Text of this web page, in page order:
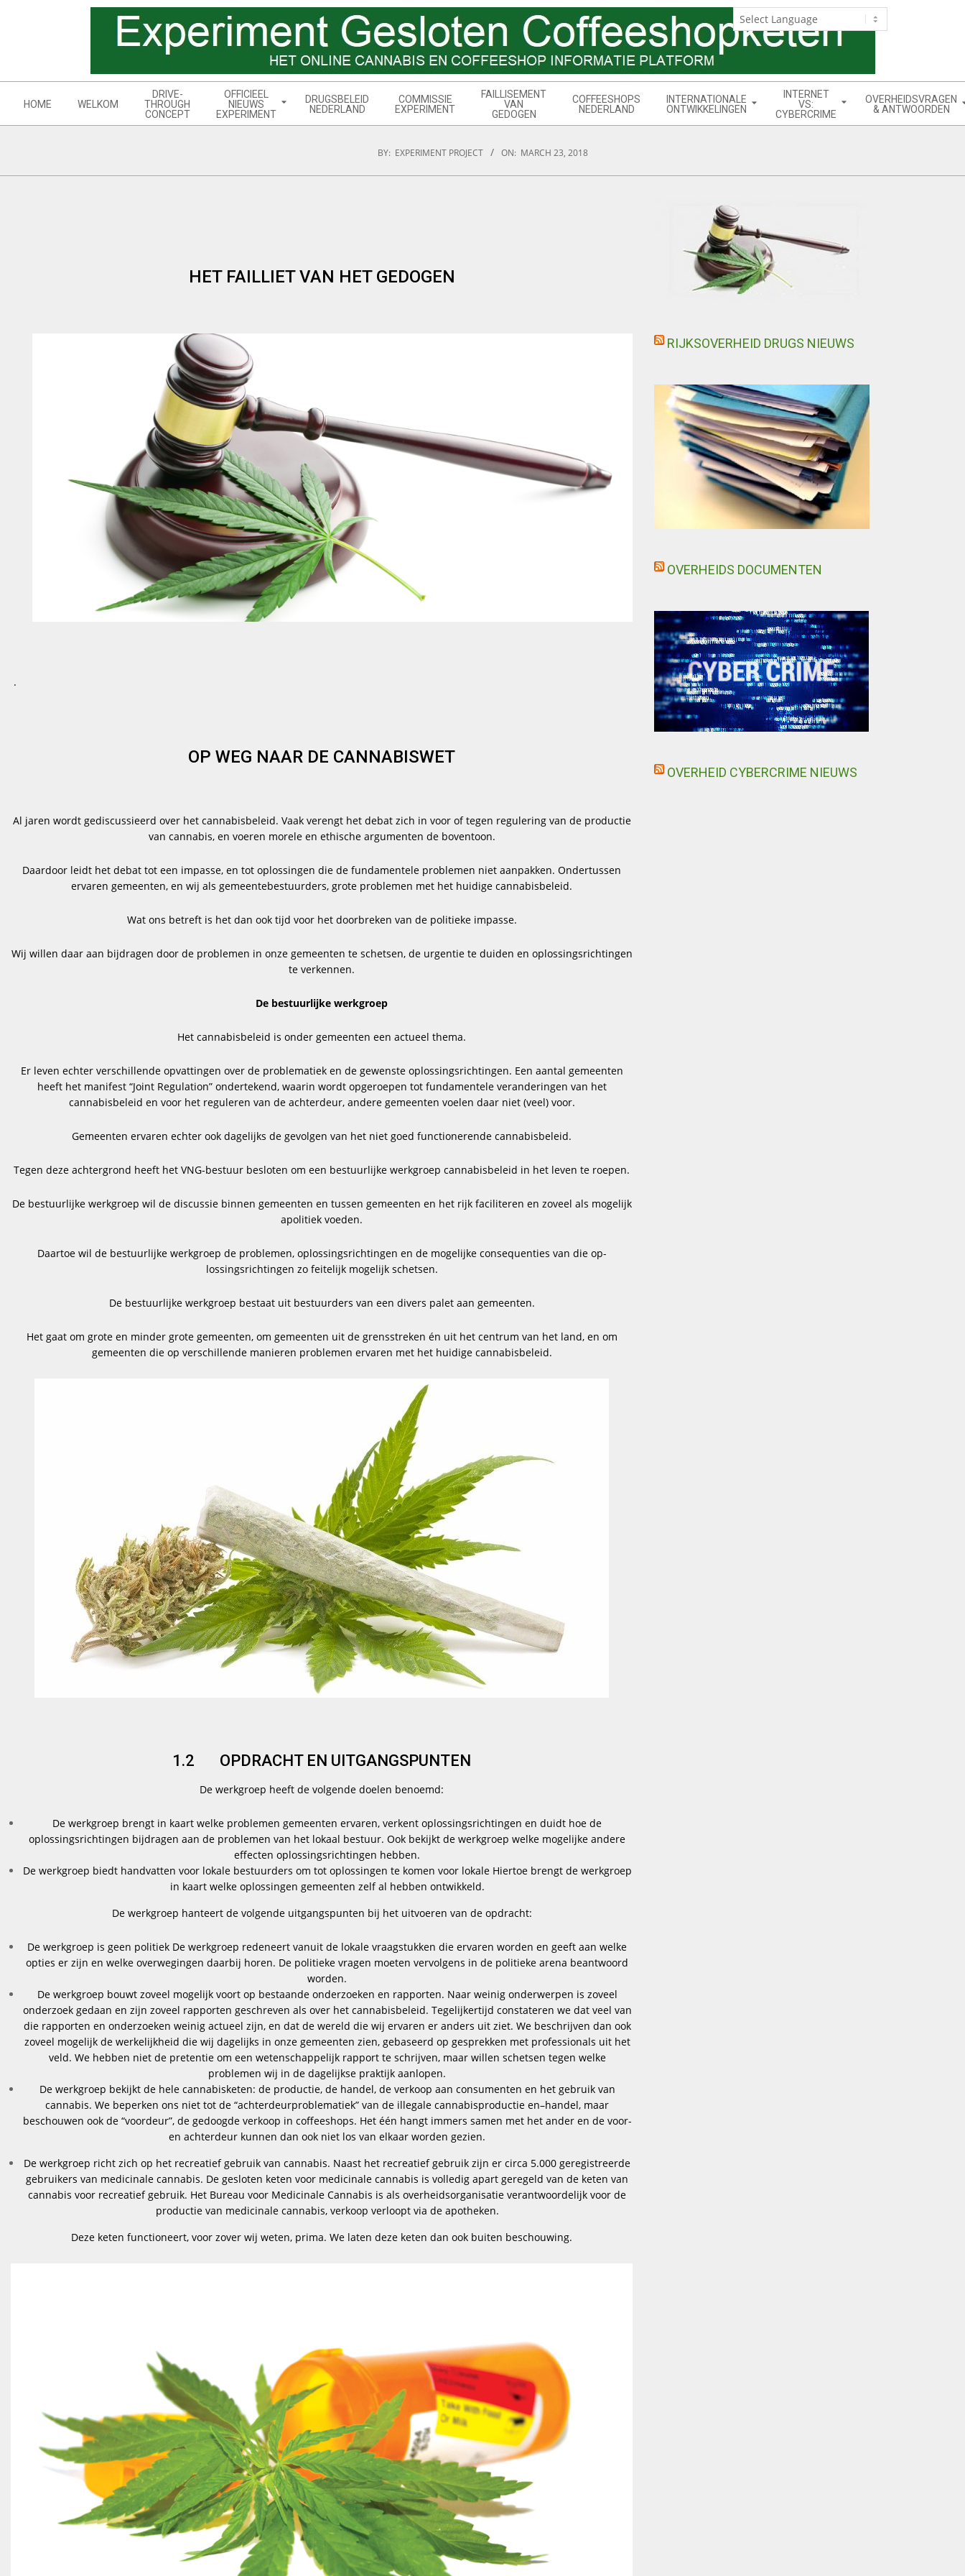
Menu
HOME WELKOM
DRIVE-
THROUGH
CONCEPT
OFFICIEEL
NIEUWS
EXPERIMENT
DRUGSBELEID
NEDERLAND
COMMISSIE
EXPERIMENT
FAILLISEMENT
VAN
GEDOGEN
COFFEESHOPS
NEDERLAND
INTERNATIONALE
ONTWIKKELINGEN
INTERNET
VS:
CYBERCRIME
OVERHEIDSVRAGEN
& ANTWOORDEN
BY: EXPERIMENT PROJECT ON: MARCH 23, 2018
HET FAILLIET VAN HET GEDOGEN
.
OP WEG NAAR DE CANNABISWET
Al jaren wordt gediscussieerd over het cannabisbeleid. Vaak verengt het debat zich in voor of tegen regulering van de productie
van cannabis, en voeren morele en ethische argumenten de boventoon.
Daardoor leidt het debat tot een impasse, en tot oplossingen die de fundamentele problemen niet aanpakken. Ondertussen
ervaren gemeenten, en wij als gemeentebestuurders, grote problemen met het huidige cannabisbeleid.
Wat ons betreft is het dan ook tijd voor het doorbreken van de politieke impasse.
Wij willen daar aan bijdragen door de problemen in onze gemeenten te schetsen, de urgentie te duiden en oplossingsrichtingen
te verkennen.
De bestuurlijke werkgroep
Het cannabisbeleid is onder gemeenten een actueel thema.
Er leven echter verschillende opvattingen over de problematiek en de gewenste oplossingsrichtingen. Een aantal gemeenten
heeft het manifest “Joint Regulation” ondertekend, waarin wordt opgeroepen tot fundamentele veranderingen van het
cannabisbeleid en voor het reguleren van de achterdeur, andere gemeenten voelen daar niet (veel) voor.
Gemeenten ervaren echter ook dagelijks de gevolgen van het niet goed functionerende cannabisbeleid.
Tegen deze achtergrond heeft het VNG-bestuur besloten om een bestuurlijke werkgroep cannabisbeleid in het leven te roepen.
De bestuurlijke werkgroep wil de discussie binnen gemeenten en tussen gemeenten en het rijk faciliteren en zoveel als mogelijk
apolitiek voeden.
Daartoe wil de bestuurlijke werkgroep de problemen, oplossingsrichtingen en de mogelijke consequenties van die op-
lossingsrichtingen zo feitelijk mogelijk schetsen.
De bestuurlijke werkgroep bestaat uit bestuurders van een divers palet aan gemeenten.
Het gaat om grote en minder grote gemeenten, om gemeenten uit de grensstreken én uit het centrum van het land, en om
gemeenten die op verschillende manieren problemen ervaren met het huidige cannabisbeleid.
1.2 OPDRACHT EN UITGANGSPUNTEN
De werkgroep heeft de volgende doelen benoemd:
De werkgroep brengt in kaart welke problemen gemeenten ervaren, verkent oplossingsrichtingen en duidt hoe de
oplossingsrichtingen bijdragen aan de problemen van het lokaal bestuur. Ook bekijkt de werkgroep welke mogelijke andere
effecten oplossingsrichtingen hebben.
De werkgroep biedt handvatten voor lokale bestuurders om tot oplossingen te komen voor lokale Hiertoe brengt de werkgroep
in kaart welke oplossingen gemeenten zelf al hebben ontwikkeld.
De werkgroep hanteert de volgende uitgangspunten bij het uitvoeren van de opdracht:
De werkgroep is geen politiek De werkgroep redeneert vanuit de lokale vraagstukken die ervaren worden en geeft aan welke
opties er zijn en welke overwegingen daarbij horen. De politieke vragen moeten vervolgens in de politieke arena beantwoord
worden.
De werkgroep bouwt zoveel mogelijk voort op bestaande onderzoeken en rapporten. Naar weinig onderwerpen is zoveel
onderzoek gedaan en zijn zoveel rapporten geschreven als over het cannabisbeleid. Tegelijkertijd constateren we dat veel van
die rapporten en onderzoeken weinig actueel zijn, en dat de wereld die wij ervaren er anders uit ziet. We beschrijven dan ook
zoveel mogelijk de werkelijkheid die wij dagelijks in onze gemeenten zien, gebaseerd op gesprekken met professionals uit het
veld. We hebben niet de pretentie om een wetenschappelijk rapport te schrijven, maar willen schetsen tegen welke
problemen wij in de dagelijkse praktijk aanlopen.
De werkgroep bekijkt de hele cannabisketen: de productie, de handel, de verkoop aan consumenten en het gebruik van
cannabis. We beperken ons niet tot de “achterdeurproblematiek” van de illegale cannabisproductie en–handel, maar
beschouwen ook de “voordeur”, de gedoogde verkoop in coffeeshops. Het één hangt immers samen met het ander en de voor-
en achterdeur kunnen dan ook niet los van elkaar worden gezien.
De werkgroep richt zich op het recreatief gebruik van cannabis. Naast het recreatief gebruik zijn er circa 5.000 geregistreerde
gebruikers van medicinale cannabis. De gesloten keten voor medicinale cannabis is volledig apart geregeld van de keten van
cannabis voor recreatief gebruik. Het Bureau voor Medicinale Cannabis is als overheidsorganisatie verantwoordelijk voor de
productie van medicinale cannabis, verkoop verloopt via de apotheken.
Deze keten functioneert, voor zover wij weten, prima. We laten deze keten dan ook buiten beschouwing.
RIJKSOVERHEID DRUGS NIEUWS
OVERHEIDS DOCUMENTEN
OVERHEID CYBERCRIME NIEUWS